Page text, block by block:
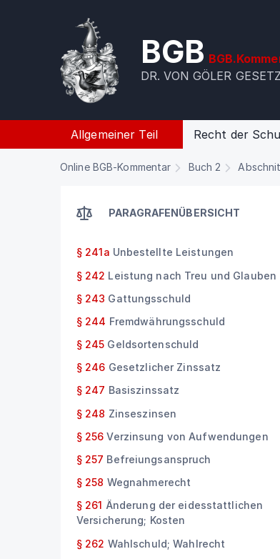
BGB
DR. VON GÖLER
Allgemeiner Teil Recht der
Online BGB-Kommentar Buch 2
PARAGRAFENÜBERSICHT
§ 241a Unbestellte Leistungen
§ 242 Leistung nach Treu und Glauben
§ 243 Gattungsschuld
§ 244 Fremdwährungsschuld
§ 245 Geldsortenschuld
§ 246 Gesetzlicher Zinssatz
§ 247 Basiszinssatz
§ 248 Zinseszinsen
§ 256 Verzinsung von Aufwendungen
§ 257 Befreiungsanspruch
§ 258 Wegnahmerecht
§ 261 Änderung der eidesstattlichen
Versicherung; Kosten
§ 262 Wahlschuld; Wahlrecht